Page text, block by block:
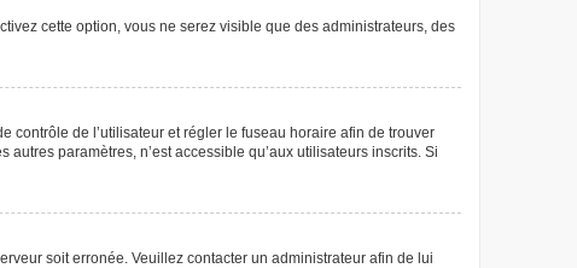
cette option, vous ne serez visible que des administrateurs, des
contrôle de l’utilisateur et régler le fuseau horaire afin de trouver
paramètres, n’est accessible qu’aux utilisateurs inscrits. Si
soit erronée. Veuillez contacter un administrateur afin de lui